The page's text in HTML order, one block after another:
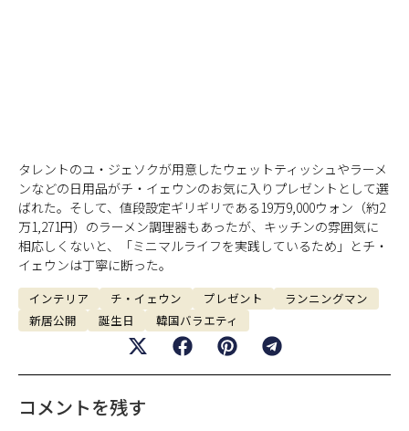
タレントのユ・ジェソクが用意したウェットティッシュやラーメ
ンなどの日用品がチ・イェウンのお気に入りプレゼントとして選
ばれた。そして、値段設定ギリギリである19万9,000ウォン（約2
万1,271円）のラーメン調理器もあったが、キッチンの雰囲気に
相応しくないと、「ミニマルライフを実践しているため」とチ・
イェウンは丁寧に断った。
インテリア チ・イェウン プレゼント
ランニングマン
新居公開
誕生日 韓国バラエティ
コメントを残す